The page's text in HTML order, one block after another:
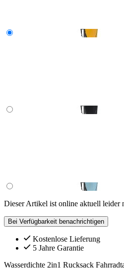
Dieser Artikel ist online aktuell leider
Bei Verfügbarkeit benachrichtigen
Kostenlose Lieferung
5 Jahre Garantie
Wasserdichte 2in1 Rucksack